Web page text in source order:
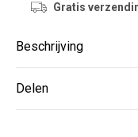
Gratis
Beschrijving
Delen